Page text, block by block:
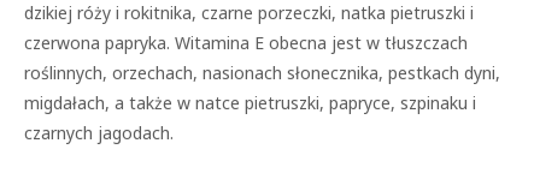
dzikiej róży i rokitnika, czarne porzeczki, natka pietruszki i
czerwona papryka. Witamina E obecna jest w tłuszczach
roślinnych, orzechach, nasionach słonecznika, pestkach dyni,
migdałach, a także w natce pietruszki, papryce, szpinaku i
czarnych jagodach.